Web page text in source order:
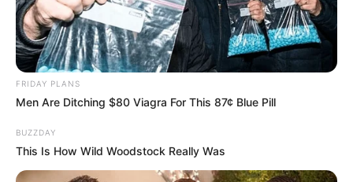
FRIDAY PLANS
Men Are Ditching $80 Viagra For This 87¢ Blue Pill
BUZZDAY
This Is How Wild Woodstock Really Was